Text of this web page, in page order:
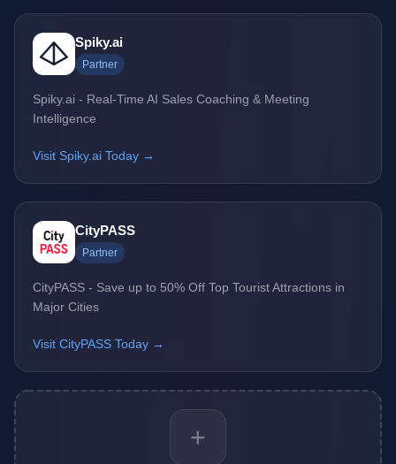
Spiky.ai
Partner
Spiky.ai - Real-Time AI Sales Coaching & Meeting
Intelligence
Visit Spiky.ai Today →
CityPASS
Partner
CityPASS - Save up to 50% Off Top Tourist Attractions in
Major Cities
Visit CityPASS Today →
+